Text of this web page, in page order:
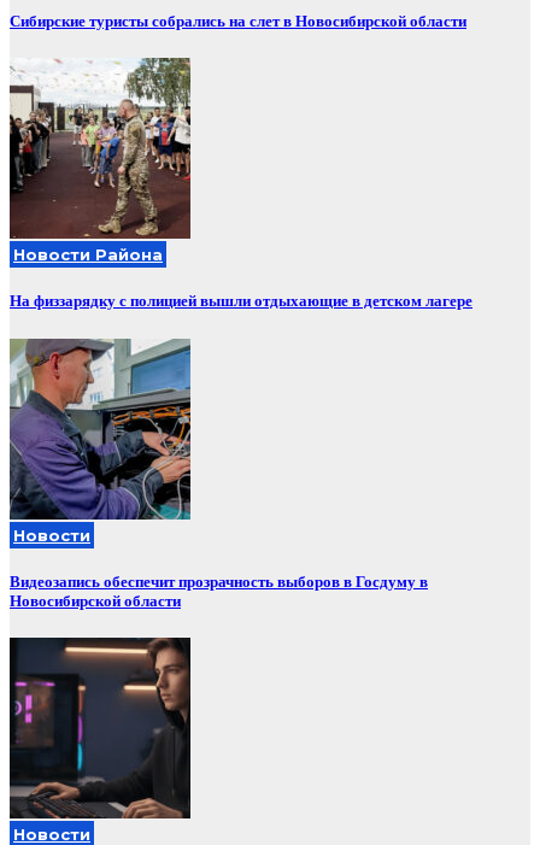
Сибирские туристы собрались на слет в Новосибирской области
Новости Района
На физзарядку с полицией вышли отдыхающие в детском лагере
Новости
Видеозапись обеспечит прозрачность выборов в Госдуму в
Новосибирской области
Новости